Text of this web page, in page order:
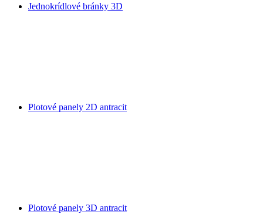
Jednokrídlové bránky 3D
Plotové panely 2D antracit
Plotové panely 3D antracit